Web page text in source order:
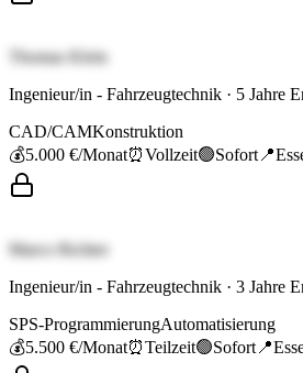
Thomas Klein
Ingenieur/in - Fahrzeugtechnik · 5 Jahre
CAD/CAMKonstruktion
💰5.000 €/Monat⏰Vollzeit🟢Sofort 📍
Marco Richter
Ingenieur/in - Fahrzeugtechnik · 3 Jahre
SPS-ProgrammierungAutomatisierung
💰5.500 €/Monat⏰Teilzeit🟢Sofort 📍